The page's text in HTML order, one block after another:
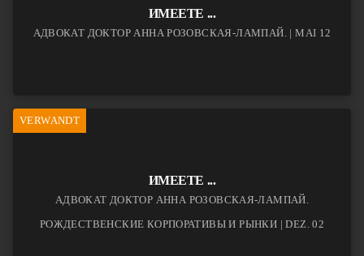
ИМЕЕТЕ ...
АДВОКАТ ДОКТОР АННА РОЗОВСКАЯ-ЛАМПАЙ. | MAI 12
VERWANDT
ИМЕЕТЕ ...
АДВОКАТ ДОКТОР АННА РОЗОВСКАЯ-ЛАМПАЙ.
РОЖДЕСТВЕНСКИЕ КОРПОРАТИВЫ И РЫНКИ | DEZ. 02